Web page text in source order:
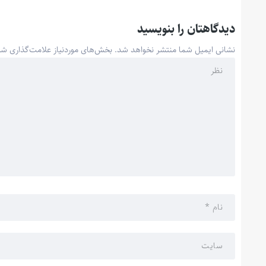
دیدگاهتان را بنویسید
نشانی ایمیل شما منتشر نخواهد شد. بخش‌های موردنیاز علامت‌گذاری